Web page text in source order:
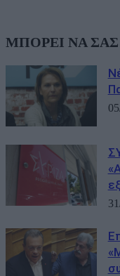
ΜΠΟΡΕΙ ΝΑ ΣΑΣ